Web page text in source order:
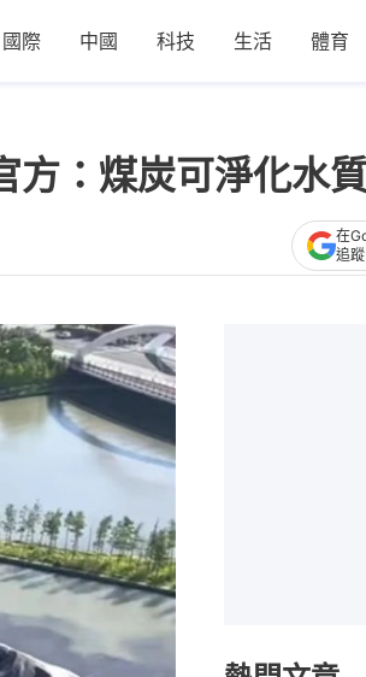
國際 中國 科技 生活 體育
：煤炭可淨化水
在
追